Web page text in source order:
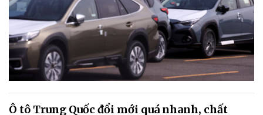
Ô tô Trung Quốc đổi mới quá nhanh, chất